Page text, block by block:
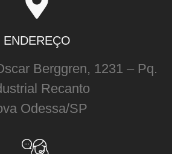
ENDEREÇO
Berggren, 1231 – Pq.
Recanto
Odessa/SP